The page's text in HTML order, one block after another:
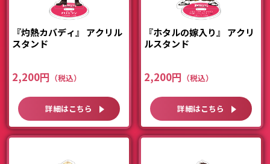
『灼熱カバディ』 アクリル
スタンド
2,200円
詳細はこちら
『ホタルの嫁入り』 アクリ
ルスタンド
2,200円
詳細はこちら